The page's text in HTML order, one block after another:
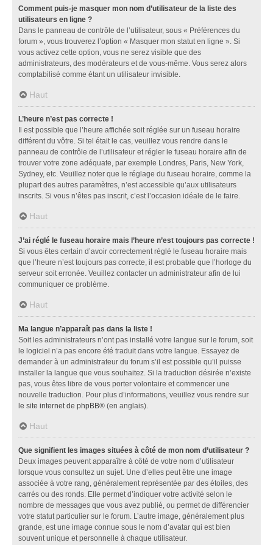
Comment puis-je masquer mon nom d’utilisateur de la liste des
utilisateurs en ligne ?
Dans le panneau de contrôle de l’utilisateur, sous « Préférences du
forum », vous trouverez l’option « Masquer mon statut en ligne ». Si
vous activez cette option, vous ne serez visible que des
administrateurs, des modérateurs et de vous-même. Vous serez alors
comptabilisé comme étant un utilisateur invisible.
Haut
L’heure n’est pas correcte !
Il est possible que l’heure affichée soit réglée sur un fuseau horaire
différent du vôtre. Si tel était le cas, veuillez vous rendre dans le
panneau de contrôle de l’utilisateur et régler le fuseau horaire afin de
trouver votre zone adéquate, par exemple Londres, Paris, New York,
Sydney, etc. Veuillez noter que le réglage du fuseau horaire, comme la
plupart des autres paramètres, n’est accessible qu’aux utilisateurs
inscrits. Si vous n’êtes pas inscrit, c’est l’occasion idéale de le faire.
Haut
J’ai réglé le fuseau horaire mais l’heure n’est toujours pas correcte !
Si vous êtes certain d’avoir correctement réglé le fuseau horaire mais
que l’heure n’est toujours pas correcte, il est probable que l’horloge du
serveur soit erronée. Veuillez contacter un administrateur afin de lui
communiquer ce problème.
Haut
Ma langue n’apparaît pas dans la liste !
Soit les administrateurs n’ont pas installé votre langue sur le forum, soit
le logiciel n’a pas encore été traduit dans votre langue. Essayez de
demander à un administrateur du forum s’il est possible qu’il puisse
installer la langue que vous souhaitez. Si la traduction désirée n’existe
pas, vous êtes libre de vous porter volontaire et commencer une
nouvelle traduction. Pour plus d’informations, veuillez vous rendre sur
le site internet de phpBB® (en anglais).
Haut
Que signifient les images situées à côté de mon nom d’utilisateur ?
Deux images peuvent apparaître à côté de votre nom d’utilisateur
lorsque vous consultez un sujet. Une d’elles peut être une image
associée à votre rang, généralement représentée par des étoiles, des
carrés ou des ronds. Elle permet d’indiquer votre activité selon le
nombre de messages que vous avez publié, ou permet de différencier
votre statut particulier sur le forum. L’autre image, généralement plus
grande, est une image connue sous le nom d’avatar qui est bien
souvent unique et personnelle à chaque utilisateur.